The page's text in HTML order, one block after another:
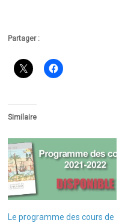
Partager :
Similaire
Le programme des cours de